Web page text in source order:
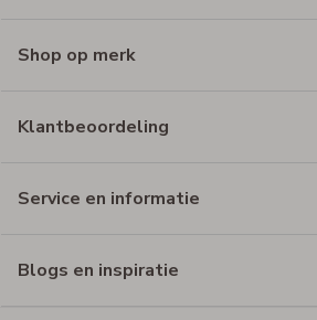
Shop op merk
Klantbeoordeling
Service en informatie
Blogs en inspiratie